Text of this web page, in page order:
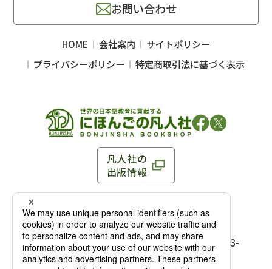
凡人社の
出版情報
〒102-0093 東京都千代田区平河町 1-3-13 8F
TEL：03-3263-3959／FAX：03-3263-3116
麹町店
〒102-0093 東京都千代田区平河町1-3-
13 8F［アクセス］
お問い合わせ
HOME 会社案内
サイトポリシー
プライバシーポリシー
特定商取引法に基づく表示